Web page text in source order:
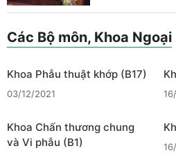
Các Bộ môn, Khoa Ngoại
Khoa Phẫu thuật khớp (B17)
03/12/2021
Khoa Chấn thương chung
và Vi phẫu (B1)